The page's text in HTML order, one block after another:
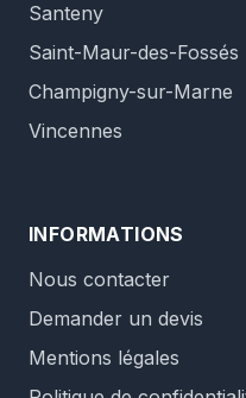
Santeny
Saint-Maur-des-Fossés
Champigny-sur-Marne
Vincennes
INFORMATIONS
Nous contacter
Demander un devis
Mentions légales